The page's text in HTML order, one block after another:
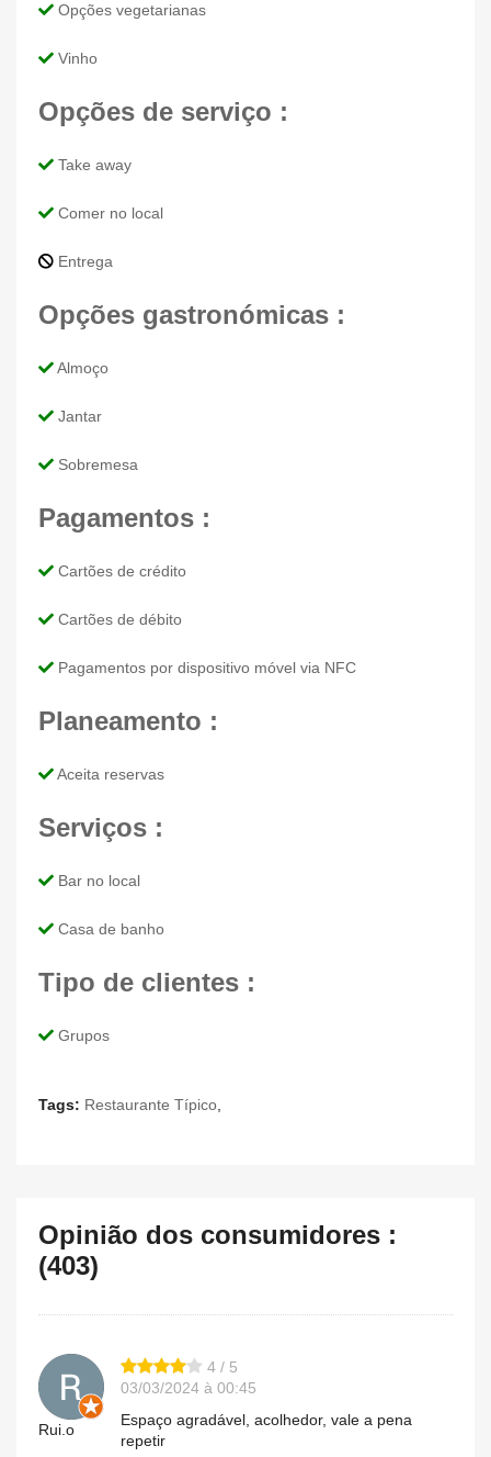
Opções vegetarianas
Vinho
Opções de serviço :
Take away
Comer no local
Entrega
Opções gastronómicas :
Almoço
Jantar
Sobremesa
Pagamentos :
Cartões de crédito
Cartões de débito
Pagamentos por dispositivo móvel via NFC
Planeamento :
Aceita reservas
Serviços :
Bar no local
Casa de banho
Tipo de clientes :
Grupos
Tags: Restaurante Típico
Opinião dos consumidores :
(403)
Rui.o
4 / 5
03/03/2024 à 00:45
Espaço agradável, acolhedor, vale a pena
repetir